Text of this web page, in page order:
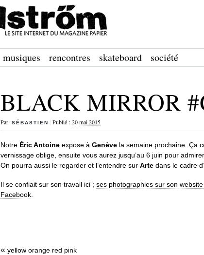
musiques rencontres skateboard société
BLACK MIRROR
Par SÉBASTIEN |Publié :20 mai 2015
Notre Éric Antoine expose à Genève la semaine prochaine. Ça
vernissage oblige, ensuite vous aurez jusqu’au 6 juin pour
On pourra aussi le regarder et l’entendre sur Arte dans le cadre
Il se confiait sur son travail ici ; ses photographies sur son
Facebook
« yellow orange red pink